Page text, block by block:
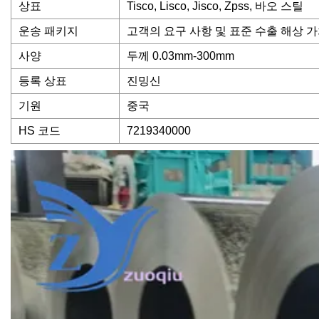
상표 Tisco, Lisco, Jisco, Zpss, 바오 스틸
운송 패키지 고객의 요구 사항 및 표준 수출 해상
사양 두께 0.03mm-300mm
등록 상표 진밍신
기원 중국
HS 코드 7219340000